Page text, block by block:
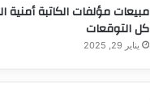
مبيعات مؤلفات الكاتبة
كل التوقعات
يناير 29, 2025